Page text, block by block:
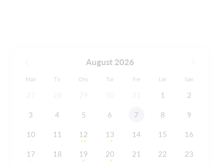
August 2026
Man Tir Ons Tor Fre Lør Søn
1 2
3 4 5 6 7 8 9
10 11 12 13 14 15 16
17 18 19 20 21 22 23